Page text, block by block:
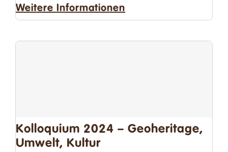
Weitere Informationen
Kolloquium 2024 – Geoheritage,
Umwelt, Kultur